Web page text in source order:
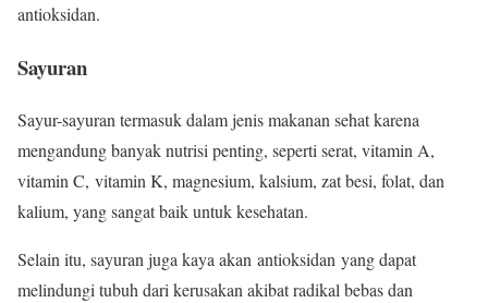
antioksidan.
Sayuran
Sayur-sayuran termasuk dalam jenis makanan sehat karena
mengandung banyak nutrisi penting, seperti serat, vitamin A,
vitamin C, vitamin K, magnesium, kalsium, zat besi, folat, dan
kalium, yang sangat baik untuk kesehatan.
Selain itu, sayuran juga kaya akan antioksidan yang dapat
melindungi tubuh dari kerusakan akibat radikal bebas dan